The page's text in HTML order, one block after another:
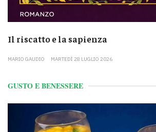
Il riscatto e la sapienza
MARIO GAUDIO MARTEDÌ 28 LUGLIO 2026
GUSTO E BENESSERE